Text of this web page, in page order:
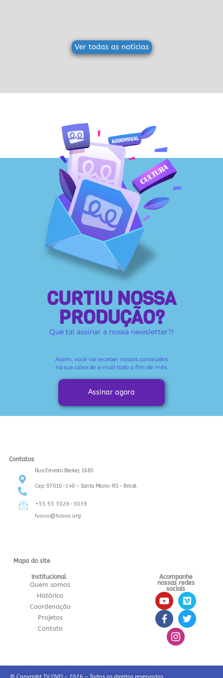
Ver todas as notícias
CURTIU NOSSA
PRODUÇÃO?
Que tal assinar a nossa newsletter?!
Assim, você vai receber nossos conteúdos
na sua caixa de e-mail todo o fim de mês.
Assinar agora
Contatos
Rua Ernesto Becker, 1685
Cep: 97010-140 – Santa Maria-RS – Brasil
+55 55 3026-3039
tvovo@tvovo.org
Mapa do site
Institucional
Quem somos
Histórico
Coordenação
Projetos
Contato
Acompanhe
nossas redes
sociais